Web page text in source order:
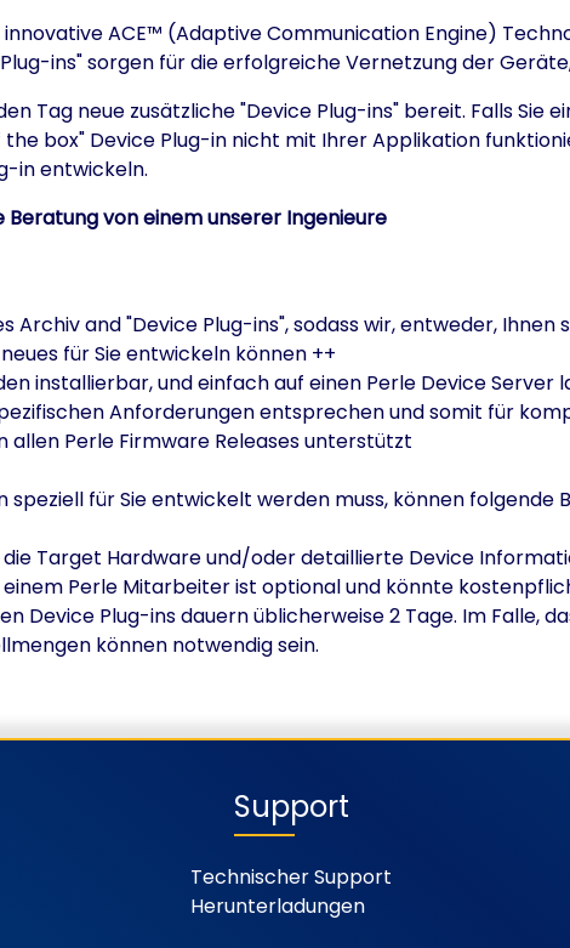
ACE™ (Adaptive Communication Engine)
ins" sorgen für die erfolgreiche Vernetzung der
Tag neue zusätzliche "Device Plug-ins" bereit. Falls Sie
the box" Device Plug-in nicht mit Ihrer Applikation
in entwickeln.
Beratung von einem unserer Ingenieure
Archiv and "Device Plug-ins", sodass wir, entweder,
für Sie entwickeln können ++
installierbar, und einfach auf einen Perle Device Server
Anforderungen entsprechen und somit für
allen Perle Firmware Releases unterstützt
speziell für Sie entwickelt werden muss, können folgende
Target Hardware und/oder detaillierte Device
Perle Mitarbeiter ist optional und könnte
Device Plug-ins dauern üblicherweise 2 Tage. Im Falle,
können notwendig sein.
Support
Technischer Support
Herunterladungen